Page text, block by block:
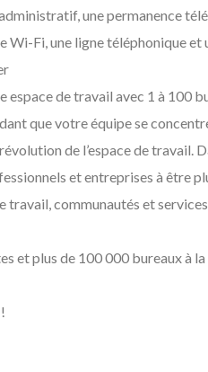
une permanence
Fi, une ligne téléphonique et
de travail avec 1 à 100
que votre équipe se
de l’espace de travail.
et entreprises à être
travail, communautés et
et plus de 100 000 bureaux à
Other Items